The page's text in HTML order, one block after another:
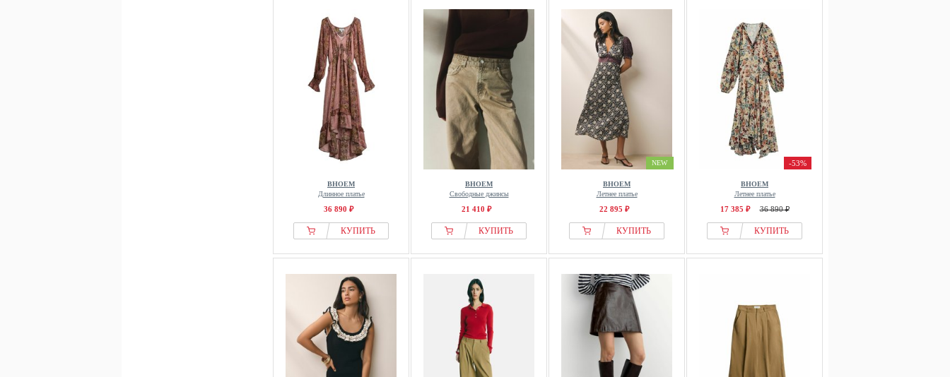
BHOEM
Длинное платье
36 890 ₽
КУПИТЬ
BHOEM
Свободные джинсы
21 410 ₽
КУПИТЬ
NEW
BHOEM
Летнее платье
22 895 ₽
КУПИТЬ
-53%
BHOEM
Летнее платье
17 385 ₽ 36 890 ₽
КУПИТЬ